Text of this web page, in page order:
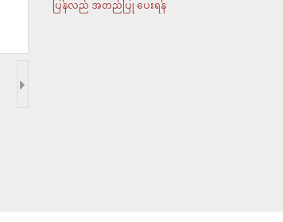
ပြန်လည် အတည်ပြု ပေးရန်